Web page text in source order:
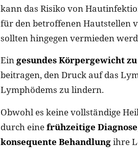
kann das Risiko von
für den betroffenen Hautstellen
sollten hingegen vermieden
Ein gesundes Körpergewicht
beitragen, den Druck auf das
Lymphödems zu lindern.
Obwohl es keine vollständige
durch einefrühzeitige
konsequente Behandlungihre